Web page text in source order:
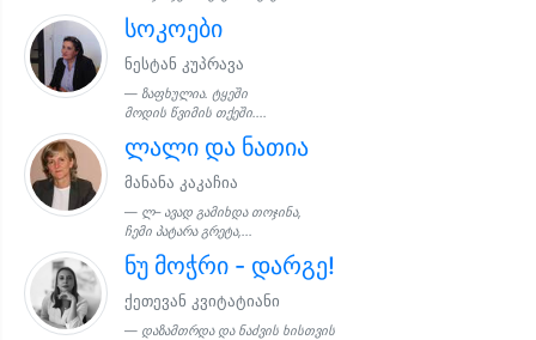
სოკოები
ნესტან კუპრავა
ზაფხულია. ტყეში
მოდის წვიმის თქეში....
ლალი და ნათია
მანანა კაკაჩია
ლ– ავად გამიხდა თოჯინა,
ჩემი პატარა გრეტა,...
ნუ მოჭრი - დარგე!
ქეთევან კვიტატიანი
დაზამთრდა და ნაძვის ხისთვის